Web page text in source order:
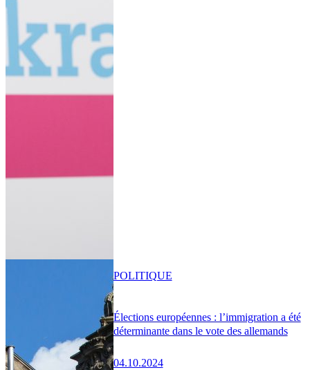
Élections européennes : l’immigration a été
déterminante dans le vote des allemands
04.10.2024
POLITIQUE